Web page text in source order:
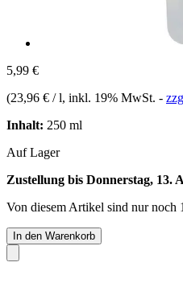
5,99 €
(23,96 € / l, inkl. 19% MwSt. -
Inhalt: 250 ml
Auf Lager
Zustellung bis Donnerstag, 13.
Von diesem Artikel sind nur noch
In den Warenkorb